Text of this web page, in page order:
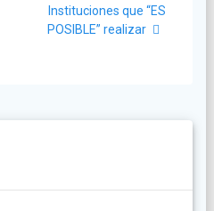
Instituciones que “ES
POSIBLE” realizar